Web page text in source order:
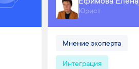
Юрист
Мнение эксперта
Интеграция